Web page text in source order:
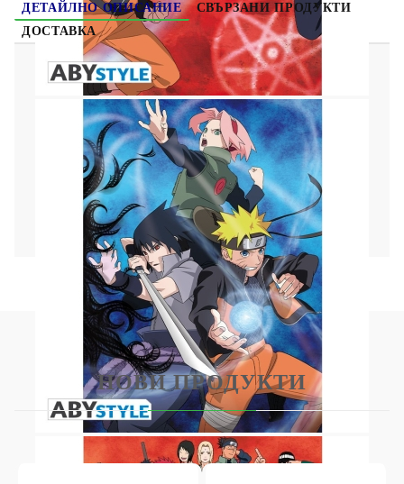
ДЕТАЙЛНО ОПИСАНИЕ
СВЪРЗАНИ ПРОДУКТИ
ДОСТАВКА
Sailor Moon Комплект Картички 5бр.
5 броя тематични картички на любимият
Ви франчайз
Размер: 14,8x10,5см
НОВИ ПРОДУКТИ